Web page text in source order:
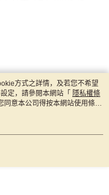
方式之詳情，及若您不希望
定，請參閱本網站「 隱私權條
同意本公司得按本網站使用條款